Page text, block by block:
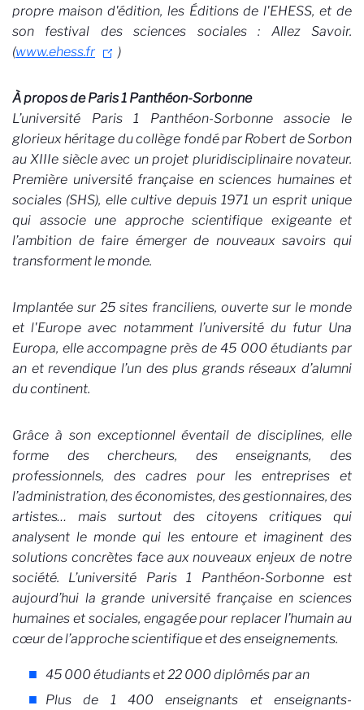
propre maison d'édition, les Éditions de l'EHESS, et de
son festival des sciences sociales : Allez Savoir.
(www.ehess.fr )
À propos de Paris 1 Panthéon-Sorbonne
L’université Paris 1 Panthéon-Sorbonne associe le
glorieux héritage du collège fondé par Robert de Sorbon
au XIIIe siècle avec un projet pluridisciplinaire novateur.
Première université française en sciences humaines et
sociales (SHS), elle cultive depuis 1971 un esprit unique
qui associe une approche scientifique exigeante et
l’ambition de faire émerger de nouveaux savoirs qui
transforment le monde.
Implantée sur 25 sites franciliens, ouverte sur le monde
et l'Europe avec notamment l’université du futur Una
Europa, elle accompagne près de 45 000 étudiants par
an et revendique l’un des plus grands réseaux d’alumni
du continent.
Grâce à son exceptionnel éventail de disciplines, elle
forme des chercheurs, des enseignants, des
professionnels, des cadres pour les entreprises et
l’administration, des économistes, des gestionnaires, des
artistes… mais surtout des citoyens critiques qui
analysent le monde qui les entoure et imaginent des
solutions concrètes face aux nouveaux enjeux de notre
société. L’université Paris 1 Panthéon-Sorbonne est
aujourd’hui la grande université française en sciences
humaines et sociales, engagée pour replacer l’humain au
cœur de l’approche scientifique et des enseignements.
45 000 étudiants et 22 000 diplômés par an
Plus de 1 400 enseignants et enseignants-